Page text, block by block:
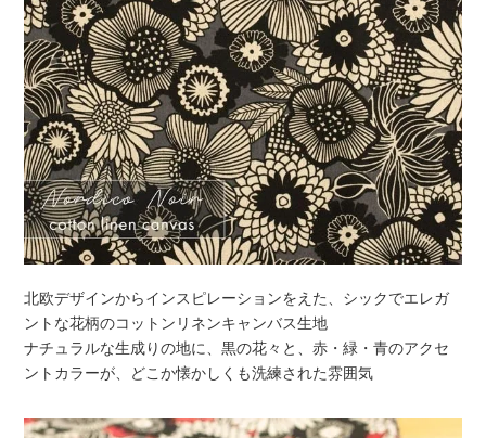
北欧デザインからインスピレーションをえた、シックでエレガ
ントな花柄のコットンリネンキャンバス生地
ナチュラルな生成りの地に、黒の花々と、赤・緑・青のアクセ
ントカラーが、どこか懐かしくも洗練された雰囲気